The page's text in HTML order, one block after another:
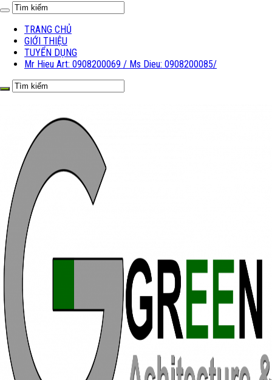
TRANG CHỦ
GIỚI THIỆU
TUYỂN DỤNG
Mr Hieu Art: 0908200069 / Ms Dieu: 0908200085/